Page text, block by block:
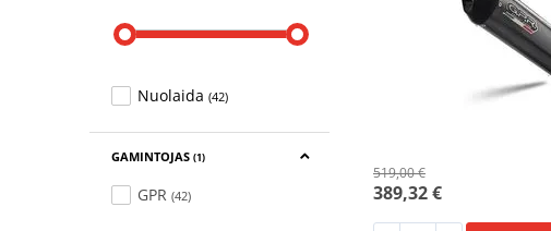
Nuolaida (42)
GAMINTOJAS (1)
GPR (42)
519,00 €
389,32 €